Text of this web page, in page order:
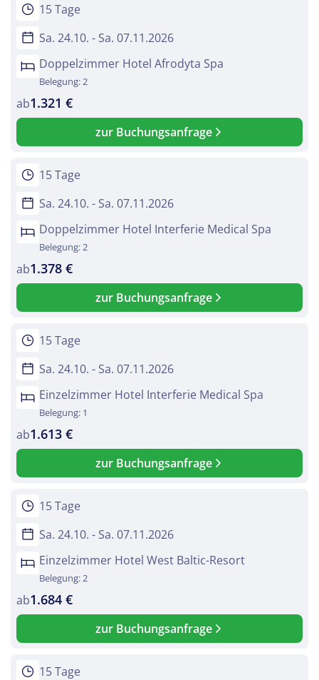
15 Tage
Sa. 24.10. - Sa. 07.11.2026
Doppelzimmer Hotel Afrodyta Spa
Belegung: 2
ab1.321 €
zur Buchungsanfrage
15 Tage
Sa. 24.10. - Sa. 07.11.2026
Doppelzimmer Hotel Interferie Medical Spa
Belegung: 2
ab1.378 €
zur Buchungsanfrage
15 Tage
Sa. 24.10. - Sa. 07.11.2026
Einzelzimmer Hotel Interferie Medical Spa
Belegung: 1
ab1.613 €
zur Buchungsanfrage
15 Tage
Sa. 24.10. - Sa. 07.11.2026
Einzelzimmer Hotel West Baltic-Resort
Belegung: 2
ab1.684 €
zur Buchungsanfrage
15 Tage